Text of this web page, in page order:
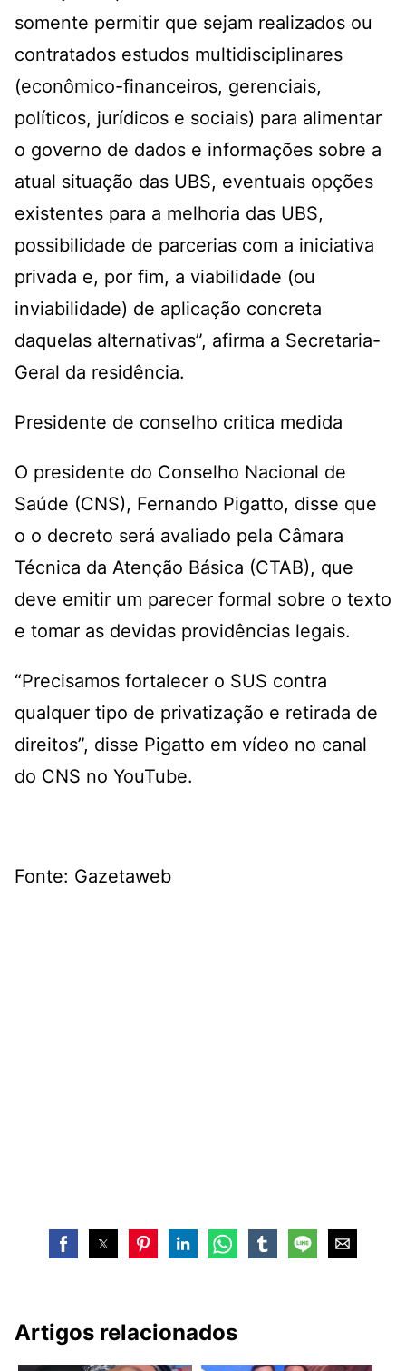
somente permitir que sejam realizados ou
contratados estudos multidisciplinares
(econômico-financeiros, gerenciais,
políticos, jurídicos e sociais) para alimentar
o governo de dados e informações sobre a
atual situação das UBS, eventuais opções
existentes para a melhoria das UBS,
possibilidade de parcerias com a iniciativa
privada e, por fim, a viabilidade (ou
inviabilidade) de aplicação concreta
daquelas alternativas”, afirma a Secretaria-
Geral da residência.
Presidente de conselho critica medida
O presidente do Conselho Nacional de
Saúde (CNS), Fernando Pigatto, disse que
o o decreto será avaliado pela Câmara
Técnica da Atenção Básica (CTAB), que
deve emitir um parecer formal sobre o texto
e tomar as devidas providências legais.
“Precisamos fortalecer o SUS contra
qualquer tipo de privatização e retirada de
direitos”, disse Pigatto em vídeo no canal
do CNS no YouTube.
Fonte: Gazetaweb
Artigos relacionados